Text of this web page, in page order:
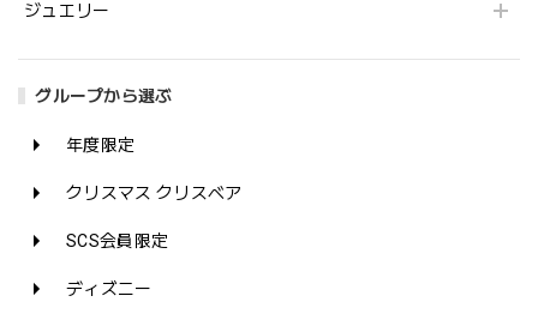
ジュエリー
グループから選ぶ
年度限定
クリスマス クリスベア
SCS会員限定
ディズニー